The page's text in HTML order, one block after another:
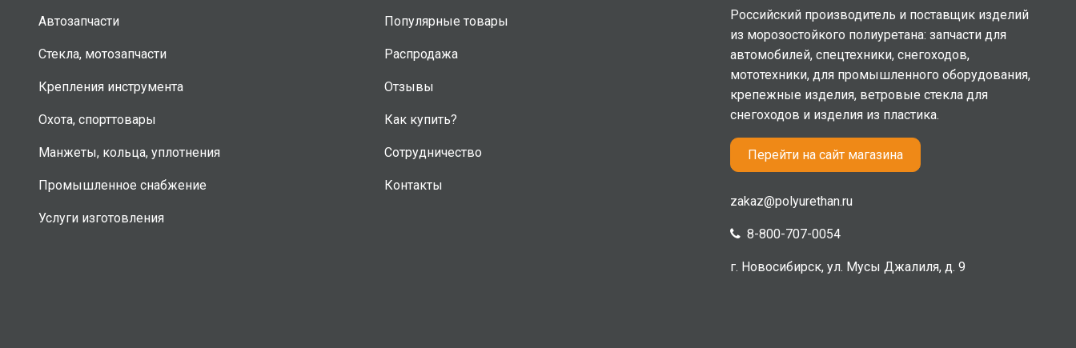
Автозапчасти
Стекла, мотозапчасти
Крепления инструмента
Охота, спорттовары
Манжеты, кольца, уплотнения
Промышленное снабжение
Услуги изготовления
Популярные товары
Распродажа
Отзывы
Как купить?
Сотрудничество
Контакты
Российский производитель и поставщик изделий
из морозостойкого полиуретана: запчасти для
автомобилей, спецтехники, снегоходов,
мототехники, для промышленного оборудования,
крепежные изделия, ветровые стекла для
снегоходов и изделия из пластика.
Перейти на сайт магазина
zakaz@polyurethan.ru
8-800-707-0054
г. Новосибирск, ул. Мусы Джалиля, д. 9